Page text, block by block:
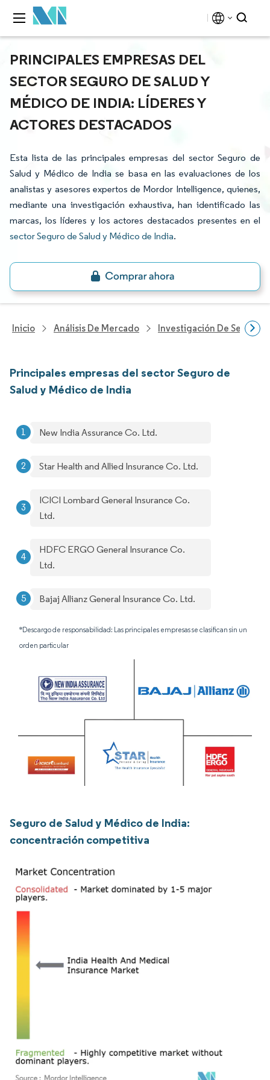
PRINCIPALES EMPRESAS DEL
SECTOR SEGURO DE SALUD Y
MÉDICO DE INDIA: LÍDERES Y
ACTORES DESTACADOS
Esta lista de las principales empresas del sector Seguro de
Salud y Médico de India se basa en las evaluaciones de los
analistas y asesores expertos de Mordor Intelligence, quienes,
mediante una investigación exhaustiva, han identificado las
marcas, los líderes y los actores destacados presentes en el
sector Seguro de Salud y Médico de India.
Inicio Análisis De Mercado Investigación De
Principales empresas del sector Seguro de
Salud y Médico de India
New India Assurance Co. Ltd.
Star Health and Allied Insurance Co. Ltd.
ICICI Lombard General Insurance Co.
Ltd.
HDFC ERGO General Insurance Co.
Ltd.
Bajaj Allianz General Insurance Co. Ltd.
*Descargo de responsabilidad: Las principales empresas se clasifican sin un
orden particular
Seguro de Salud y Médico de India:
concentración competitiva